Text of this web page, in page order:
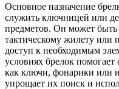
Основное назначение
служить ключницей или
предметов. Он может быть
тактическому жилету или
доступ к необходимым
условиях брелок
как ключи, фонарики или
упрощает их поиск и